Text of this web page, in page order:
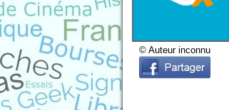
© Auteur inconnu